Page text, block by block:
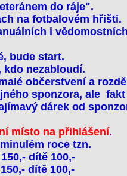
do ráje".
na fotbalovém hřišti.
i
bude start.
kdo nezabloudí.
občerstvení a
sponzora, ale
dárek od
místo na přihlášení.
roce tzn.
dítě 100,-
dítě 100,-